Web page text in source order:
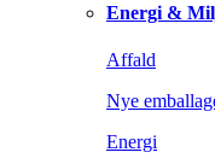
Energi &
Affald
Nye
Energi